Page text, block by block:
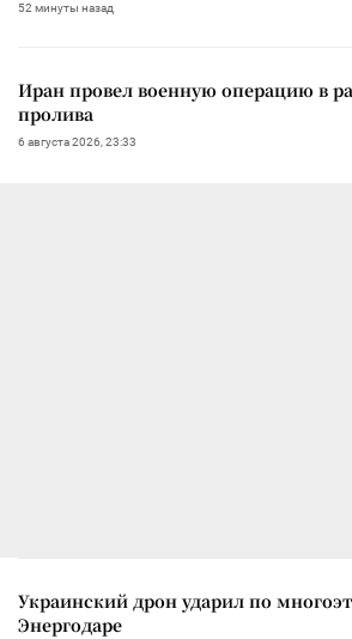
52 минуты назад
Иран провел военную операцию в
пролива
6 августа 2026, 23:33
Украинский дрон ударил по
Энергодаре